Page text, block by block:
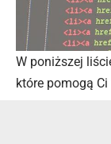
W poniższej
które pomogą